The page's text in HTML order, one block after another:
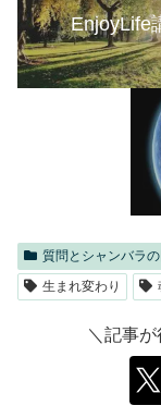
EnjoyLife
質問とシャンバラ
生まれ変わり
＼記事